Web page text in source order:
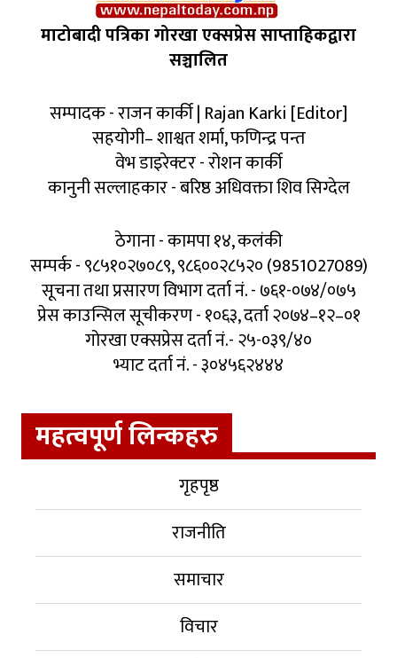
माटोबादी पत्रिका गोरखा एक्सप्रेस साप्ताहिकद्वारा
सञ्चालित
सम्पादक - राजन कार्की | Rajan Karki [Editor]
सहयोगी– शाश्वत शर्मा, फणिन्द्र पन्त
वेभ डाइरेक्टर - रोशन कार्की
कानुनी सल्लाहकार - बरिष्ठ अधिवक्ता शिव सिग्देल
ठेगाना - कामपा १४, कलंकी
सम्पर्क - ९८५१०२७०८९, ९८६००२८५२० (9851027089)
सूचना तथा प्रसारण विभाग दर्ता नं. - ७६१-०७४/०७५
प्रेस काउन्सिल सूचीकरण - १०६३, दर्ता २०७४–१२–०१
गोरखा एक्सप्रेस दर्ता नं.- २५-०३९/४०
भ्याट दर्ता नं. - ३०४५६२४४४
महत्वपूर्ण लिन्कहरु
गृहपृष्ठ
राजनीति
समाचार
विचार